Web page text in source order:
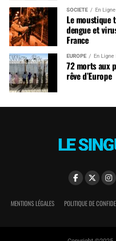
SOCIÉTÉ En
Le moustique
dengue et
France
EUROPE En Ligne
72 morts aux
rêve d’Europe
MENTIONS LÉGALES POLITIQUE DE